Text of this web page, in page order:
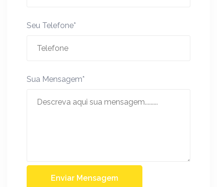
Seu Telefone*
Sua Mensagem*
Enviar Mensagem